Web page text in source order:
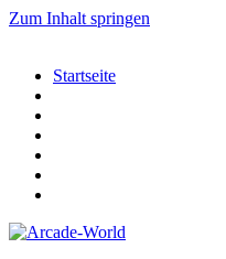
Zum Inhalt springen
Startseite